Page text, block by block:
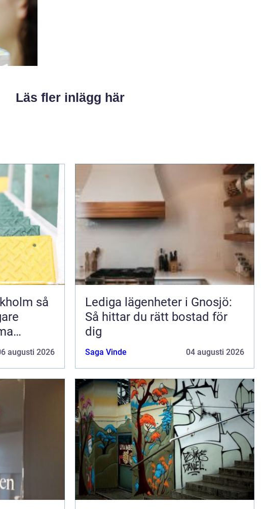
Läs fler inlägg här
så
augusti 2026
Lediga lägenheter i Gnosjö:
Så hittar du rätt bostad för
dig
Saga Vinde 04 augusti 2026